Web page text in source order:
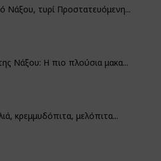
Νάξου, τυρί Προστατευόμενη...
Νάξου: Η πιο πλούσια μακα...
κρεμμυδόπιτα, μελόπιτα...